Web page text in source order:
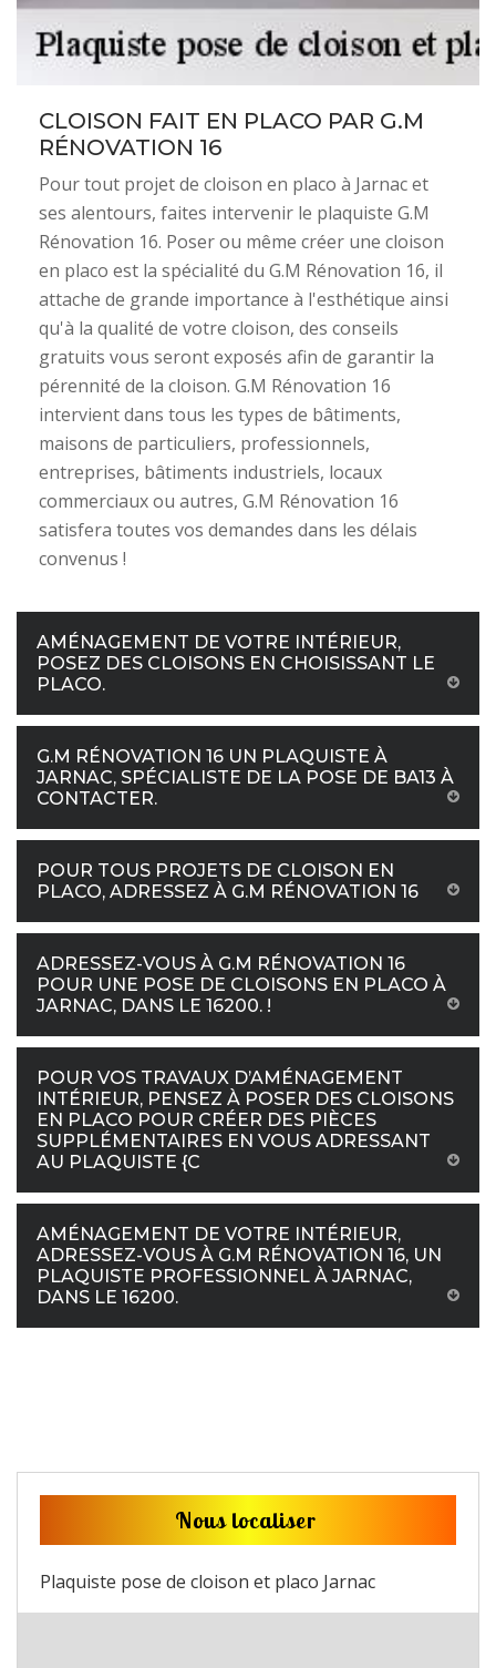
CLOISON FAIT EN PLACO PAR G.M
RÉNOVATION 16
Pour tout projet de cloison en placo à Jarnac et
ses alentours, faites intervenir le plaquiste G.M
Rénovation 16. Poser ou même créer une cloison
en placo est la spécialité du G.M Rénovation 16, il
attache de grande importance à l'esthétique ainsi
qu'à la qualité de votre cloison, des conseils
gratuits vous seront exposés afin de garantir la
pérennité de la cloison. G.M Rénovation 16
intervient dans tous les types de bâtiments,
maisons de particuliers, professionnels,
entreprises, bâtiments industriels, locaux
commerciaux ou autres, G.M Rénovation 16
satisfera toutes vos demandes dans les délais
convenus !
AMÉNAGEMENT DE VOTRE INTÉRIEUR,
POSEZ DES CLOISONS EN CHOISISSANT LE
PLACO.
G.M RÉNOVATION 16 UN PLAQUISTE À
JARNAC, SPÉCIALISTE DE LA POSE DE BA13 À
CONTACTER.
POUR TOUS PROJETS DE CLOISON EN
PLACO, ADRESSEZ À G.M RÉNOVATION 16
ADRESSEZ-VOUS À G.M RÉNOVATION 16
POUR UNE POSE DE CLOISONS EN PLACO À
JARNAC, DANS LE 16200. !
POUR VOS TRAVAUX D’AMÉNAGEMENT
INTÉRIEUR, PENSEZ À POSER DES CLOISONS
EN PLACO POUR CRÉER DES PIÈCES
SUPPLÉMENTAIRES EN VOUS ADRESSANT
AU PLAQUISTE {C
AMÉNAGEMENT DE VOTRE INTÉRIEUR,
ADRESSEZ-VOUS À G.M RÉNOVATION 16, UN
PLAQUISTE PROFESSIONNEL À JARNAC,
DANS LE 16200.
Nous localiser
Plaquiste pose de cloison et placo Jarnac